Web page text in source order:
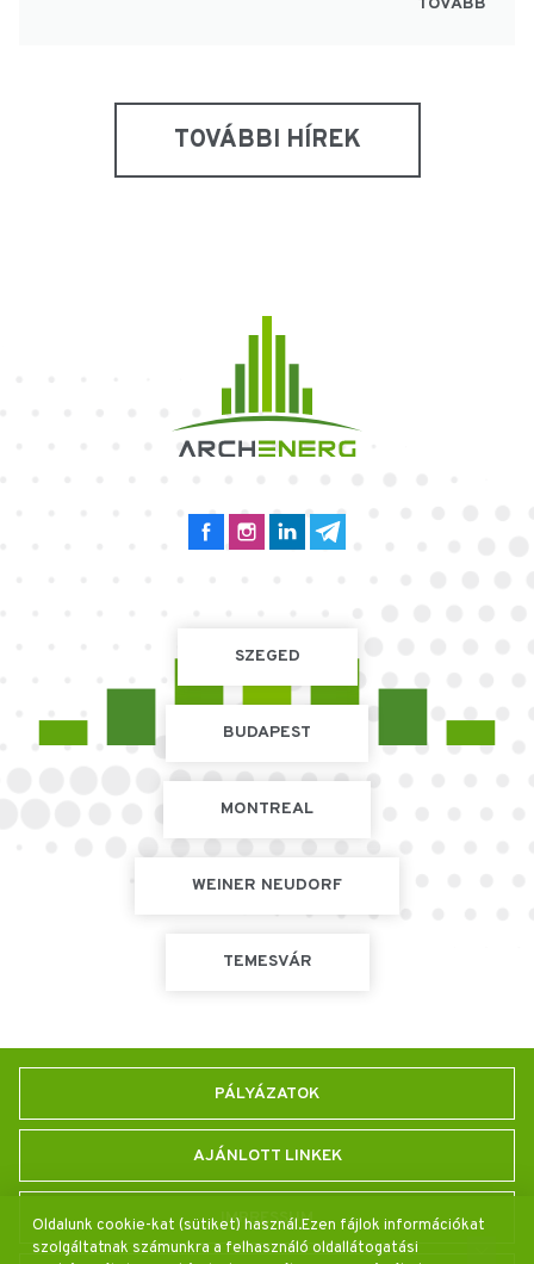
TOVÁBB
TOVÁBBI HÍREK
Oldalunk cookie-kat (sütiket) használ.Ezen fájlok információkat
szolgáltatnak számunkra a felhasználó oldallátogatási
SZEGED
BUDAPEST
MONTREAL
WEINER NEUDORF
TEMESVÁR
PÁLYÁZATOK
AJÁNLOTT LINKEK
IMPRESSUM